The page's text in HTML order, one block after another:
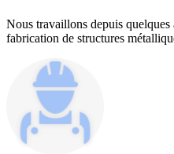
Nous travaillons depuis
fabrication de structures